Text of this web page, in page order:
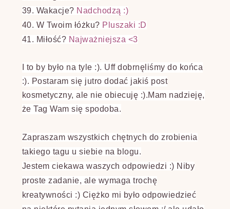
39. Wakacje? Nadchodzą :)
40. W Twoim łóżku? Pluszaki :D
41. Miłość? Najważniejsza <3
I to by było na tyle :). Uff dobrnęliśmy do końca
:). Postaram się jutro dodać jakiś post
kosmetyczny, ale nie obiecuję :).Mam nadzieję,
że Tag Wam się spodoba.
Zapraszam wszystkich chętnych do zrobienia
takiego tagu u siebie na blogu.
Jestem ciekawa waszych odpowiedzi :) Niby
proste zadanie, ale wymaga trochę
kreatywności :) Ciężko mi było odpowiedzieć